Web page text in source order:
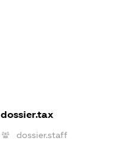
dossier.tax
dossier.staff